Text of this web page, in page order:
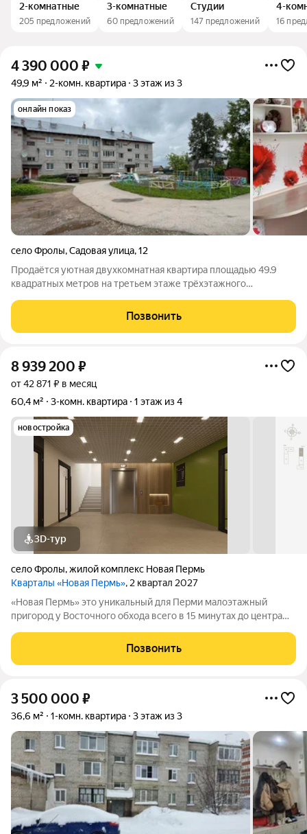
2-комнатные
205 предложений
3-комнатные
60 предложений
Студии
147 предложений
4-
16
4 390 000 ₽
49,9 м² 2-комн. квартира 3 этаж из 3
онлайн показ
село Фролы,Садовая улица,12
Продаётся уютная двухкомнатная квартира площадью 49.9
квадратных метров на третьем этаже трёхэтажного
муниципальный округ, село Фролы, Садовая улица, 12. Данный
вариант идеально подойдёт тем, кто
Позвонить
8 939 200 ₽
от 42 871 ₽ в месяц
60,4 м²
3-комн. квартира 1 этаж из 4
новостройка
3D-тур
село Фролы,жилой комплекс Новая Пермь
Кварталы «Новая Пермь», 2 квартал 2027
«Новая Пермь» это уникальный для Перми малоэтажный
пригород у Восточного обхода всего в 15 минутах до центра
государственной программы КРТ. Сочетает в себе
преимущества загородной жизни с комфортом
Позвонить
3 500 000 ₽
36,6 м² 1-комн. квартира 3 этаж из 3